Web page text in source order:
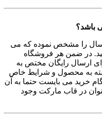
باشد؟
را مشخص نموده که می
در ضمن هر فروشگاه
ارسال رایگان مختص به
به محصول و شرایط خاص
خرید می بایست حتما به آن
در قاب مارکت وجود